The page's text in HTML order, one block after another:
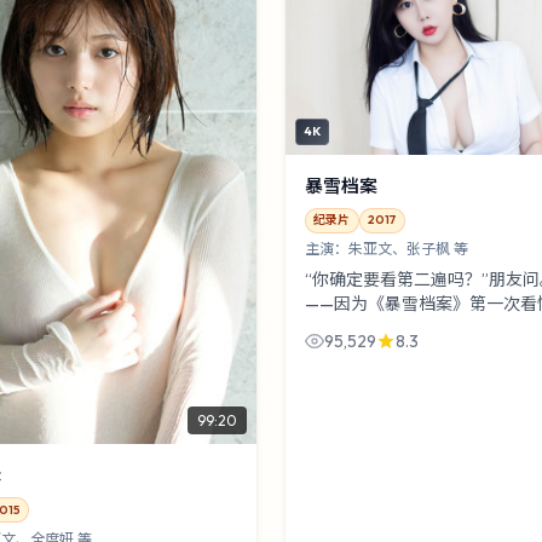
99:20
4K
暴雪档案
纪录片 2017
主演： 朱亚文、张子枫 等
“你确定要看第二遍吗？”朋友
——因为《暴雪档案》第一次看
二次看眼神。张子枫与全度妍
那一下，够拍十集番外。
95,529 8.3